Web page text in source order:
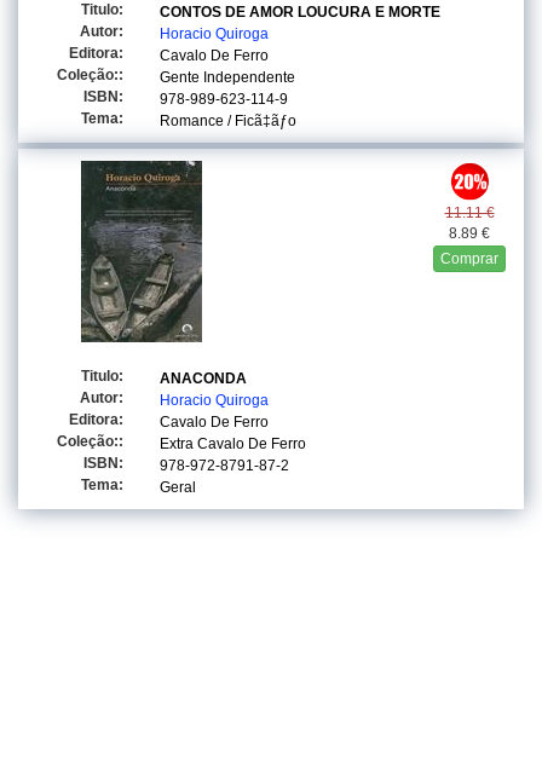
Titulo:
CONTOS DE AMOR LOUCURA E MORTE
Autor:
Horacio Quiroga
Editora:
Cavalo De Ferro
Coleção::
Gente Independente
ISBN:
978-989-623-114-9
Tema:
Romance / Ficã‡ãƒo
11.11 €
8.89 €
Comprar
Titulo:
ANACONDA
Autor:
Horacio Quiroga
Editora:
Cavalo De Ferro
Coleção::
Extra Cavalo De Ferro
ISBN:
978-972-8791-87-2
Tema:
Geral